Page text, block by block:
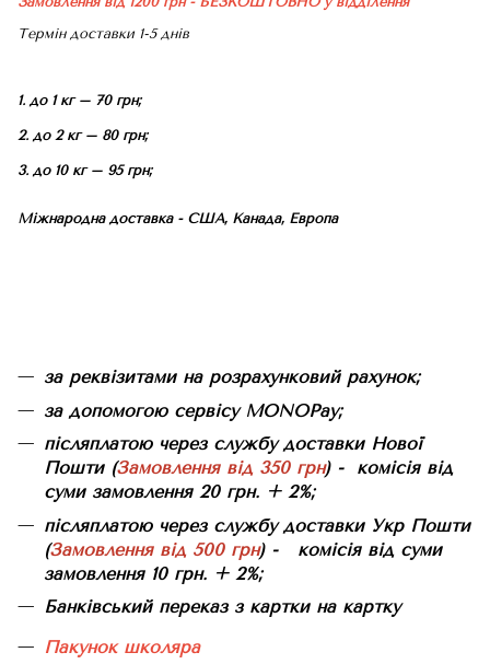
Термін доставки 1-5 днів
1. до 1 кг – 70 грн;
2. до 2 кг – 80 грн;
3. до 10 кг – 95 грн;
Міжнародна доставка - США, Канада, Европа
за реквізитами на розрахунковий рахунок;
за допомогою сервісу MONOPay;
післяплатою через службу доставки Нової
Пошти (Замовлення від 350 грн) - комісія від
суми замовлення 20 грн. + 2%;
післяплатою через службу доставки Укр Пошти
(Замовлення від 500 грн) - комісія від суми
замовлення 10 грн. + 2%;
Банківський переказ з картки на картку
Пакунок школяра